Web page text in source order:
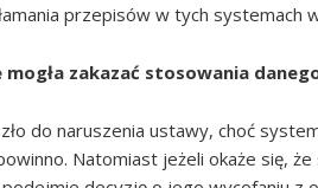
przepisów w tych systemach
zakazać stosowania
do naruszenia ustawy, choć
Natomiast jeżeli okaże się,